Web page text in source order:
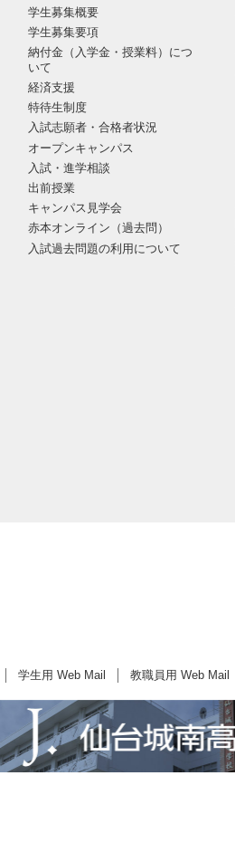
学生募集概要
学生募集要項
納付金（入学金・授業料）につ
いて
経済支援
特待生制度
入試志願者・合格者状況
オープンキャンパス
入試・進学相談
出前授業
キャンパス見学会
赤本オンライン（過去問）
入試過去問題の利用について
学生用 Web Mail 教職員用 Web Mail